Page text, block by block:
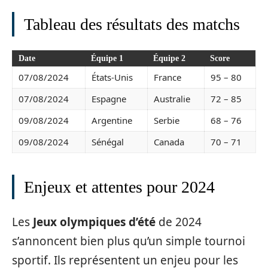
Tableau des résultats des matchs
Date Équipe 1 Équipe 2 Score
07/08/2024 États-Unis France
95 – 80
07/08/2024
Espagne Australie
72 – 85
09/08/2024
Argentine Serbie
68 – 76
09/08/2024
Sénégal Canada 70 – 71
Enjeux et attentes pour 2024
Les Jeux olympiques d’été de 2024
s’annoncent bien plus qu’un simple tournoi
sportif. Ils représentent un enjeu pour les